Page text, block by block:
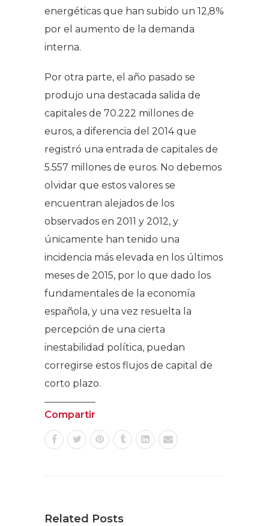
energéticas que han subido un 12,8%
por el aumento de la demanda
interna.
Por otra parte, el año pasado se
produjo una destacada salida de
capitales de 70.222 millones de
euros, a diferencia del 2014 que
registró una entrada de capitales de
5.557 millones de euros. No debemos
olvidar que estos valores se
encuentran alejados de los
observados en 2011 y 2012, y
únicamente han tenido una
incidencia más elevada en los últimos
meses de 2015, por lo que dado los
fundamentales de la economía
española, y una vez resuelta la
percepción de una cierta
inestabilidad política, puedan
corregirse estos flujos de capital de
corto plazo.
Compartir
Related Posts